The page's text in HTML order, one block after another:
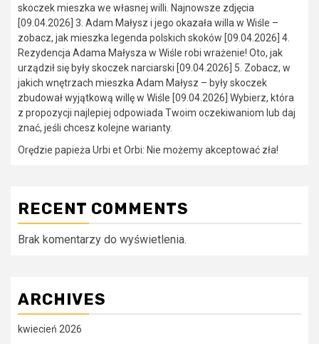
skoczek mieszka we własnej willi. Najnowsze zdjęcia
[09.04.2026] 3. Adam Małysz i jego okazała willa w Wiśle –
zobacz, jak mieszka legenda polskich skoków [09.04.2026] 4.
Rezydencja Adama Małysza w Wiśle robi wrażenie! Oto, jak
urządził się były skoczek narciarski [09.04.2026] 5. Zobacz, w
jakich wnętrzach mieszka Adam Małysz – były skoczek
zbudował wyjątkową willę w Wiśle [09.04.2026] Wybierz, która
z propozycji najlepiej odpowiada Twoim oczekiwaniom lub daj
znać, jeśli chcesz kolejne warianty.
Orędzie papieża Urbi et Orbi: Nie możemy akceptować zła!
RECENT COMMENTS
Brak komentarzy do wyświetlenia.
ARCHIVES
kwiecień 2026